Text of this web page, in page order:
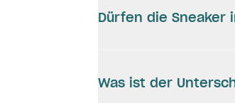
Dürfen die Sneaker
Was ist der